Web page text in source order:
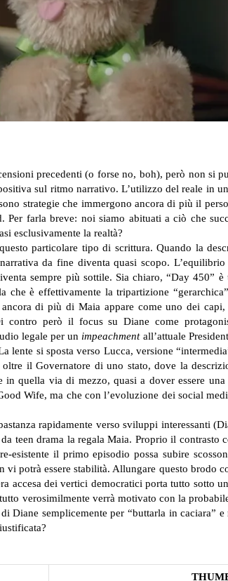
precedenti (o forse no, boh), però non si
sul ritmo narrativo. L’utilizzo del reale in
strategie che immergono ancora di più il
Per farla breve: noi siamo abituati a ciò che
esclusivamente la realtà?
particolare tipo di scrittura. Quando la
da fine diventa quasi scopo.
sempre più sottile. Sia chiaro, “Day 450”
che è effettivamente la tripartizione
di più di Maia appare come uno dei
contro però il focus su Diane come
legale per un impeachmentall’attuale
si sposta verso Lucca, versione
il Governatore di uno stato, dove la
quella via di mezzo, quasi a dover essere una
Wife, ma che con l’evoluzione dei social
rapidamente verso sviluppi interessanti
teen drama la regala Maia. Proprio il contrasto
esistente il primo episodio possa subire
potrà essere stabilità. Allungare questo brodo
accesa dei vertici democratici porta tutto sotto
verosimilmente verrà motivato con la
Diane semplicemente per “buttarla in caciara”